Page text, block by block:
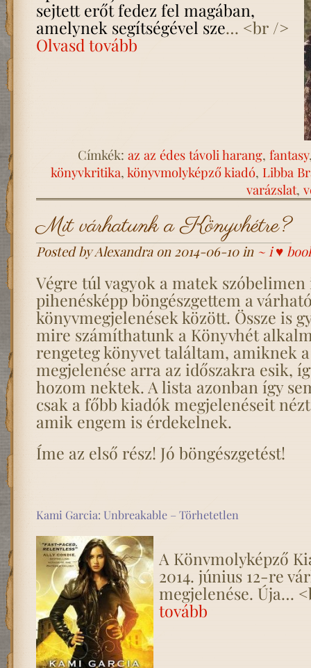
sejtett erőt fedez fel magában,
amelynek segítségével sze… <br />
Olvasd tovább
Címkék: az az édes távoli harang, fantasy
könyvkritika, könyvmolyképző kiadó, Libba
varázslat,
Mit várhatunk a Könyvhétre?
Posted by Alexandra on 2014-06-10 in ~ i ♥
Végre túl vagyok a matek szóbelimen
pihenésképp böngészgettem a
könyvmegjelenések között. Össze is
mire számíthatunk a Könyvhét
rengeteg könyvet találtam, amiknek
megjelenése arra az időszakra esik,
hozom nektek. A lista azonban így
csak a főbb kiadók megjelenéseit
amik engem is érdekelnek.
Íme az első rész! Jó böngészgetést!
Kami Garcia: Unbreakable – Törhetetlen
A Könvmolyképző
2014. június 12-re
megjelenése. Úja…
tovább